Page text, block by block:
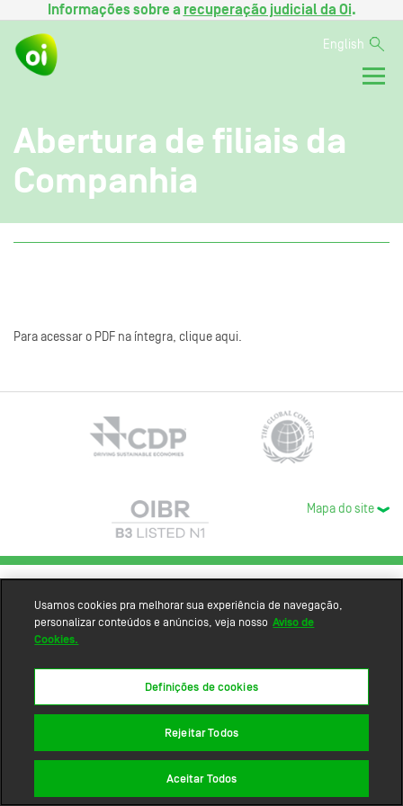
Informações sobre a recuperação judicial da Oi.
English
Abertura de filiais da
Companhia
Para acessar o PDF na íntegra, clique aqui.
Mapa do site
Usamos cookies pra melhorar sua experiência de navegação,
personalizar conteúdos e anúncios, veja nosso Aviso de
Cookies.
Definições de cookies
Rejeitar Todos
Aceitar Todos